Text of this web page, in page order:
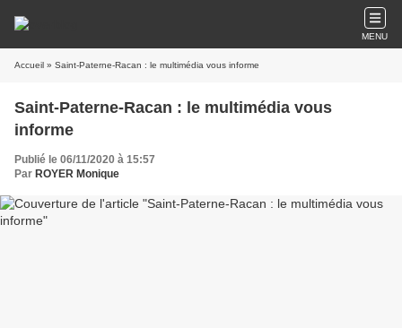
MENU
Accueil » Saint-Paterne-Racan : le multimédia vous informe
Saint-Paterne-Racan : le multimédia vous
informe
Publié le 06/11/2020 à 15:57
Par ROYER Monique